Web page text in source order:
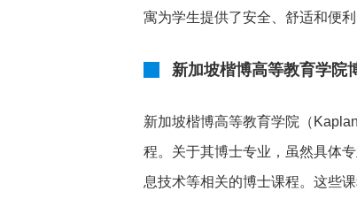
寓为学生提供了安全、舒适和便利
新加坡楷博高等教育学院
新加坡楷博高等教育学院（
程。关于其博士专业，虽然具体
息技术等相关的博士课程。这些